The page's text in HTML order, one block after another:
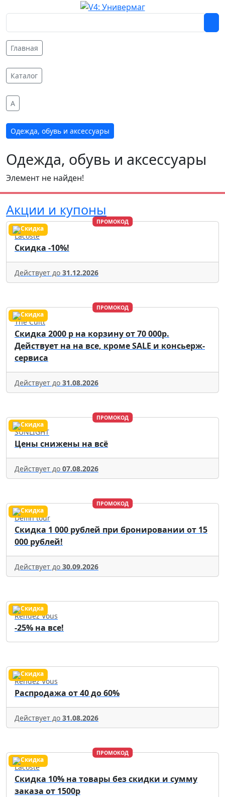
Главная
Каталог
A
Одежда, обувь и аксессуары
Одежда, обувь и аксессуары
Элемент не найден!
Акции и купоны
ПРОМОКОД
Lacoste
Скидка -10%!
Действует до 31.12.2026
ПРОМОКОД
The Cultt
Скидка 2000 р на корзину от 70 000р.
Действует на на все, кроме SALE и консьерж-
сервиса
Действует до 31.08.2026
ПРОМОКОД
SUNLIGHT
Цены снижены на всё
Действует до 07.08.2026
ПРОМОКОД
Delfin tour
Скидка 1 000 рублей при бронировании от 15
000 рублей!
Действует до 30.09.2026
Rendez Vous
-25% на все!
Rendez Vous
Распродажа от 40 до 60%
Действует до 31.08.2026
ПРОМОКОД
Lacoste
Скидка 10% на товары без скидки и сумму
заказа от 1500р